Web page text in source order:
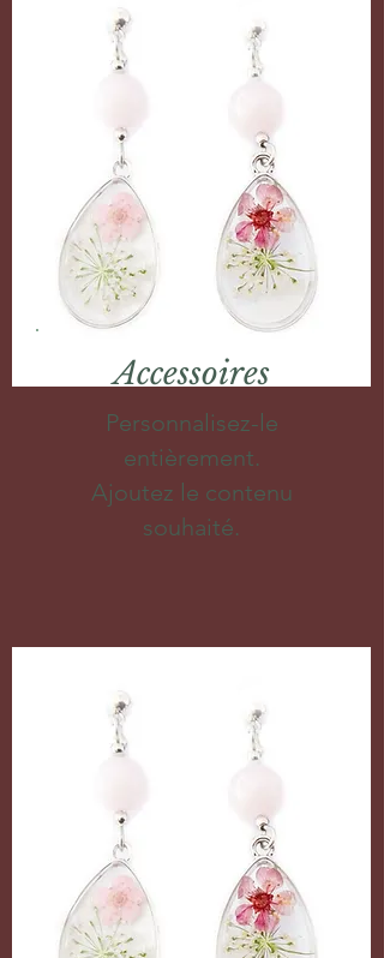
Accessoires
Personnalisez-le
entièrement.
Ajoutez le contenu
souhaité.